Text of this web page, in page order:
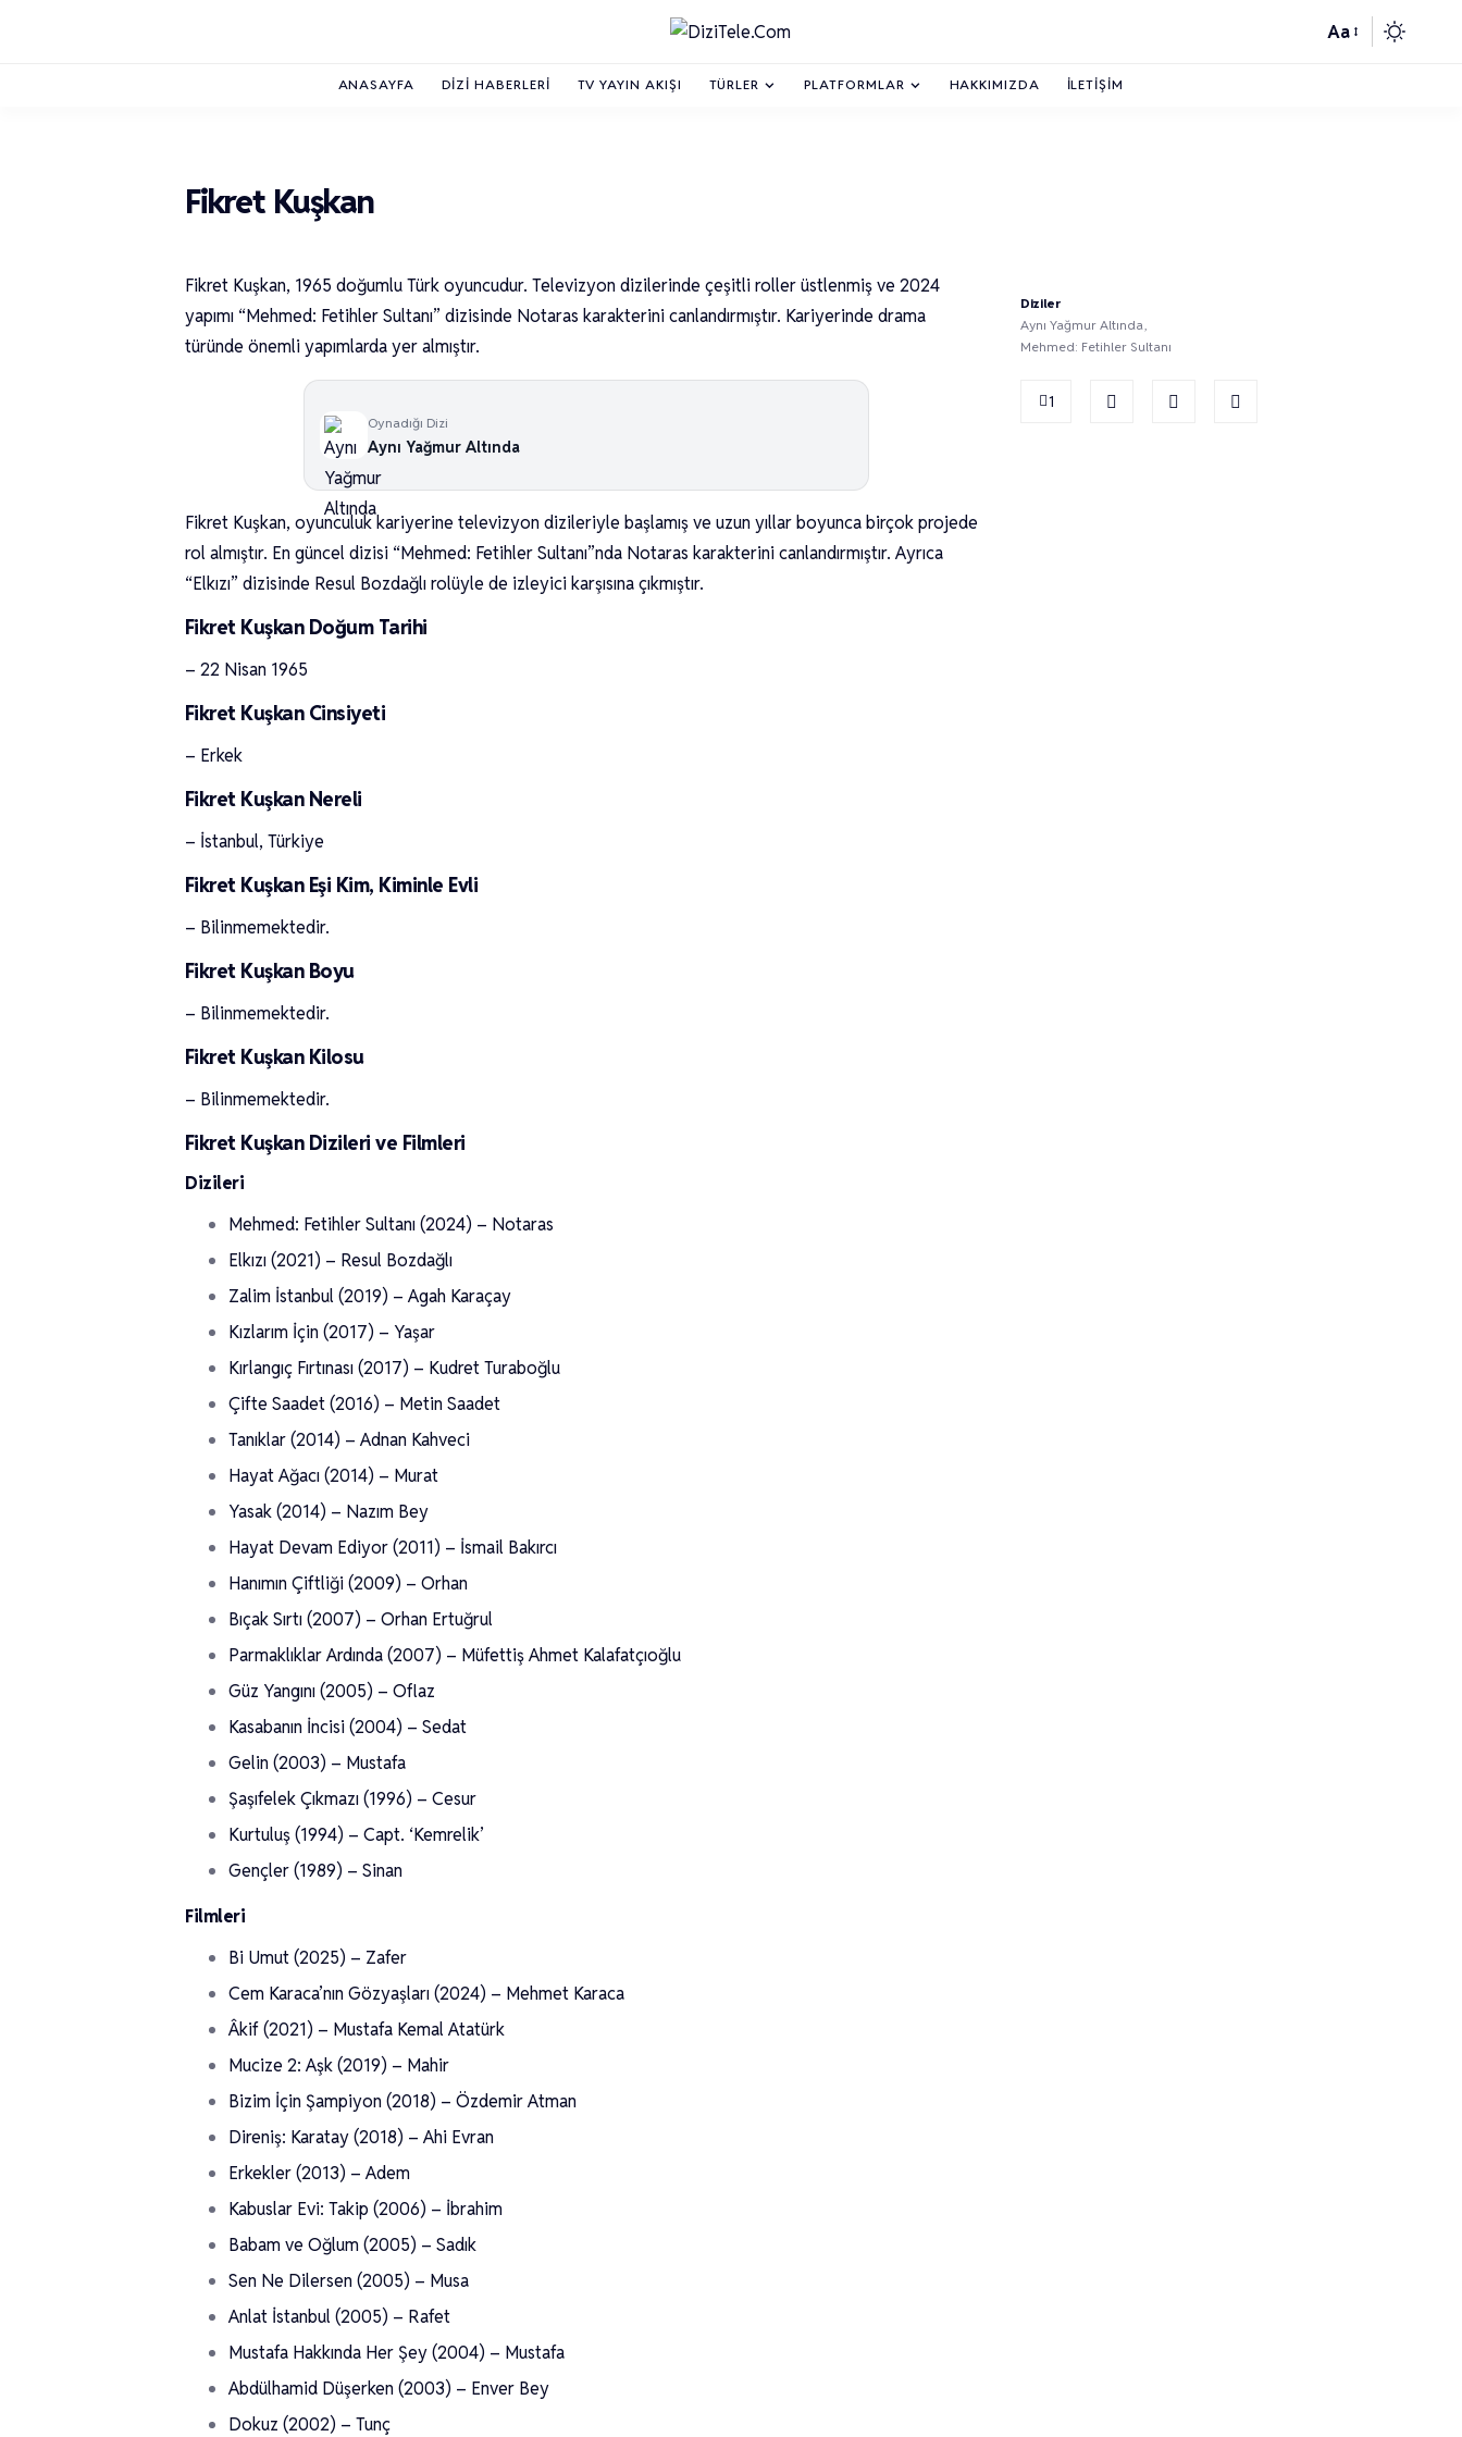
Aa
ANASAYFA DIZI HABERLERI TV YAYIN AKIŞI TÜRLER PLATFORMLAR HAKKIMIZDA İLETIŞIM
Fikret Kuşkan
Fikret Kuşkan, 1965 doğumlu Türk oyuncudur. Televizyon dizilerinde çeşitli roller üstlenmiş ve 2024
yapımı “Mehmed: Fetihler Sultanı” dizisinde Notaras karakterini canlandırmıştır. Kariyerinde drama
türünde önemli yapımlarda yer almıştır.
Oynadığı Dizi
Aynı Yağmur Altında
Fikret Kuşkan, oyunculuk kariyerine televizyon dizileriyle başlamış ve uzun yıllar boyunca birçok projede
rol almıştır. En güncel dizisi “Mehmed: Fetihler Sultanı”nda Notaras karakterini canlandırmıştır. Ayrıca
“Elkızı” dizisinde Resul Bozdağlı rolüyle de izleyici karşısına çıkmıştır.
Fikret Kuşkan Doğum Tarihi
– 22 Nisan 1965
Fikret Kuşkan Cinsiyeti
– Erkek
Fikret Kuşkan Nereli
– İstanbul, Türkiye
Fikret Kuşkan Eşi Kim, Kiminle Evli
– Bilinmemektedir.
Fikret Kuşkan Boyu
– Bilinmemektedir.
Fikret Kuşkan Kilosu
– Bilinmemektedir.
Fikret Kuşkan Dizileri ve Filmleri
Dizileri
Mehmed: Fetihler Sultanı (2024) – Notaras
Elkızı (2021) – Resul Bozdağlı
Zalim İstanbul (2019) – Agah Karaçay
Kızlarım İçin (2017) – Yaşar
Kırlangıç Fırtınası (2017) – Kudret Turaboğlu
Çifte Saadet (2016) – Metin Saadet
Tanıklar (2014) – Adnan Kahveci
Hayat Ağacı (2014) – Murat
Yasak (2014) – Nazım Bey
Hayat Devam Ediyor (2011) – İsmail Bakırcı
Hanımın Çiftliği (2009) – Orhan
Bıçak Sırtı (2007) – Orhan Ertuğrul
Parmaklıklar Ardında (2007) – Müfettiş Ahmet Kalafatçıoğlu
Güz Yangını (2005) – Oflaz
Kasabanın İncisi (2004) – Sedat
Gelin (2003) – Mustafa
Şaşıfelek Çıkmazı (1996) – Cesur
Kurtuluş (1994) – Capt. ‘Kemrelik’
Gençler (1989) – Sinan
Filmleri
Bi Umut (2025) – Zafer
Cem Karaca’nın Gözyaşları (2024) – Mehmet Karaca
Âkif (2021) – Mustafa Kemal Atatürk
Mucize 2: Aşk (2019) – Mahir
Bizim İçin Şampiyon (2018) – Özdemir Atman
Direniş: Karatay (2018) – Ahi Evran
Erkekler (2013) – Adem
Kabuslar Evi: Takip (2006) – İbrahim
Babam ve Oğlum (2005) – Sadık
Sen Ne Dilersen (2005) – Musa
Anlat İstanbul (2005) – Rafet
Mustafa Hakkında Her Şey (2004) – Mustafa
Abdülhamid Düşerken (2003) – Enver Bey
Dokuz (2002) – Tunç
Diziler
Aynı Yağmur Altında
Mehmed: Fetihler Sultanı
1